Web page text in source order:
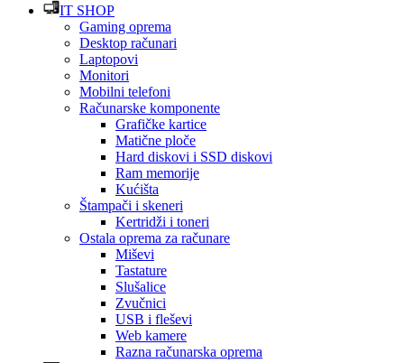
IT SHOP
Gaming oprema
Desktop računari
Laptopovi
Monitori
Mobilni telefoni
Računarske komponente
Grafičke kartice
Matične ploče
Hard diskovi i SSD diskovi
Ram memorije
Kućišta
Štampači i skeneri
Kertridži i toneri
Ostala oprema za računare
Miševi
Tastature
Slušalice
Zvučnici
USB i fleševi
Web kamere
Razna računarska oprema